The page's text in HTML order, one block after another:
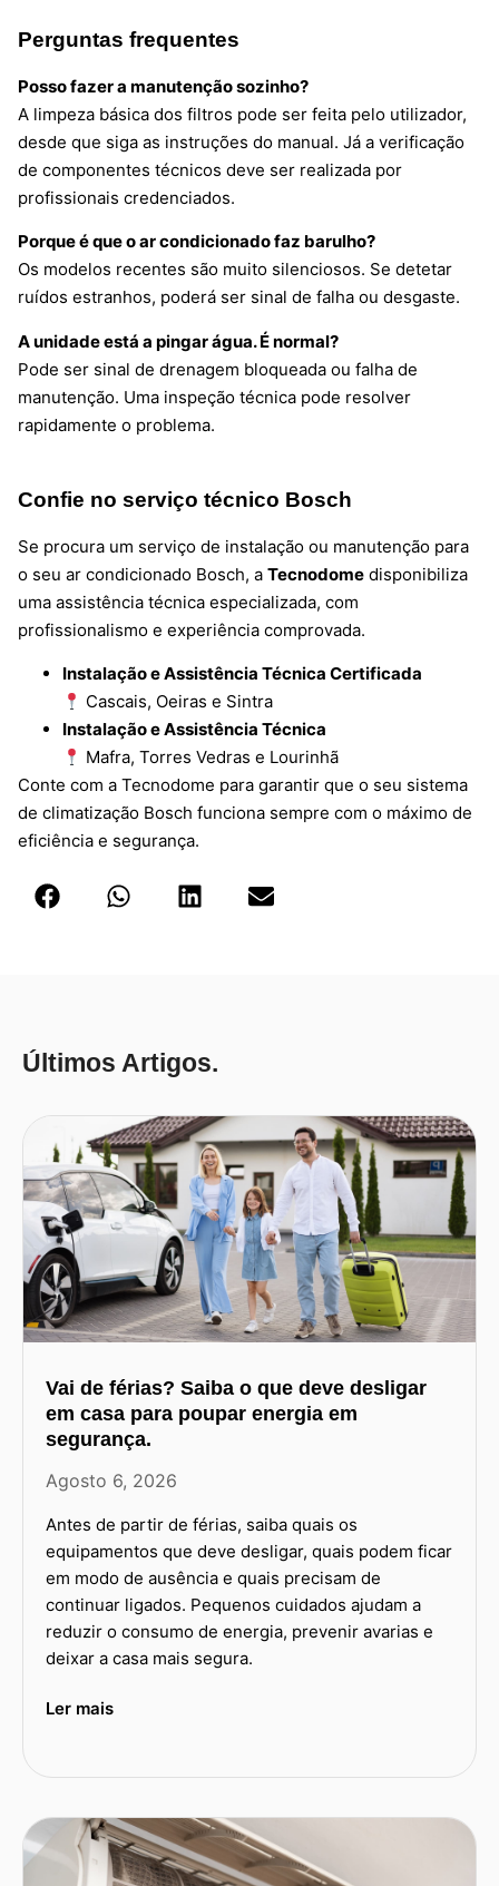
Perguntas frequentes
Posso fazer a manutenção sozinho?
A limpeza básica dos filtros pode ser feita pelo utilizador,
desde que siga as instruções do manual. Já a verificação
de componentes técnicos deve ser realizada por
profissionais credenciados.
Porque é que o ar condicionado faz barulho?
Os modelos recentes são muito silenciosos. Se detetar
ruídos estranhos, poderá ser sinal de falha ou desgaste.
A unidade está a pingar água. É normal?
Pode ser sinal de drenagem bloqueada ou falha de
manutenção. Uma inspeção técnica pode resolver
rapidamente o problema.
Confie no serviço técnico Bosch
Se procura um serviço de instalação ou manutenção para
o seu ar condicionado Bosch, a Tecnodome disponibiliza
uma assistência técnica especializada, com
profissionalismo e experiência comprovada.
Instalação e Assistência Técnica Certificada
Cascais, Oeiras e Sintra
Instalação e Assistência Técnica
Mafra, Torres Vedras e Lourinhã
Conte com a Tecnodome para garantir que o seu sistema
de climatização Bosch funciona sempre com o máximo de
eficiência e segurança.
Últimos Artigos.
Vai de férias? Saiba o que deve desligar
em casa para poupar energia em
segurança.
Agosto 6, 2026
Antes de partir de férias, saiba quais os
equipamentos que deve desligar, quais podem ficar
em modo de ausência e quais precisam de
continuar ligados. Pequenos cuidados ajudam a
reduzir o consumo de energia, prevenir avarias e
deixar a casa mais segura.
Ler mais